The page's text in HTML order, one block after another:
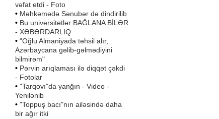
vəfat etdi - Foto
• Məhkəmədə Sənubər də dindirilib
• Bu universitetlər BAĞLANA BİLƏR
- XƏBƏRDARLIQ
• "Oğlu Almaniyada təhsil alır,
Azərbaycana gəlib-gəlmədiyini
bilmirəm"
• Pərvin arıqlaması ilə diqqət çəkdi
- Fotolar
• "Tarqovı"da yanğın - Video -
Yenilənib
• "Toppuş bacı"nın ailəsində daha
bir ağır itki